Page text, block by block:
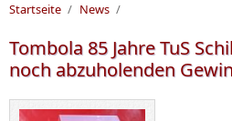
Startseite / News /
Tombola 85 Jahre TuS
noch abzuholenden